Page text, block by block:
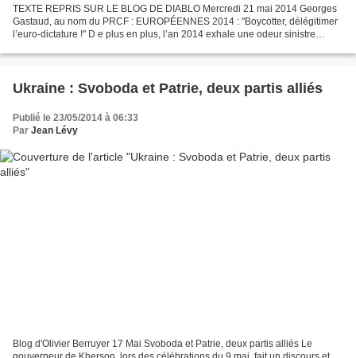
TEXTE REPRIS SUR LE BLOG DE DIABLO Mercredi 21 mai 2014 Georges
Gastaud, au nom du PRCF : EUROPÉENNES 2014 : "Boycotter, délégitimer
l’euro-dictature !" D e plus en plus, l’an 2014 exhale une odeur sinistre
Ukraine : Svoboda et Patrie, deux partis alliés
Publié le 23/05/2014 à 06:33
Par Jean Lévy
Blog d'Olivier Berruyer 17 Mai Svoboda et Patrie, deux partis alliés Le